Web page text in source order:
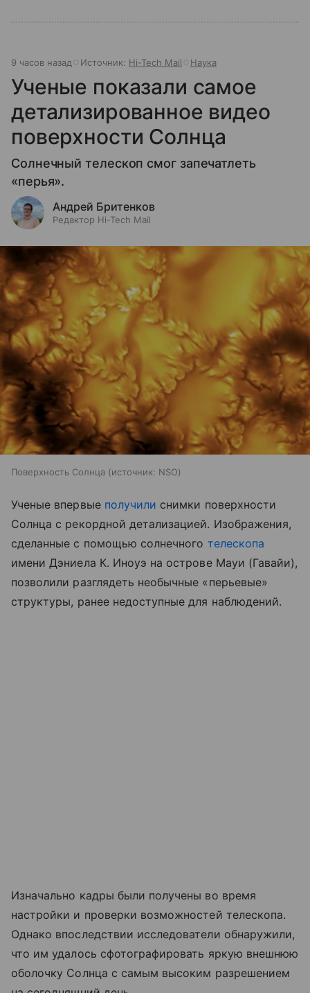
9 часов назад Источник: Hi-Tech Mail Наука
Ученые показали самое
детализированное видео
поверхности Солнца
Солнечный телескоп смог запечатлеть
«перья».
Андрей Бритенков
Редактор Hi-Tech Mail
Поверхность Солнца источник: NSO
Ученые впервые получили снимки поверхности
Солнца с рекордной детализацией. Изображения,
сделанные с помощью солнечного телескопа
имени Дэниела К. Иноуэ на острове Мауи (Гавайи),
позволили разглядеть необычные «перьевые»
структуры, ранее недоступные для наблюдений.
Изначально кадры были получены во время
настройки и проверки возможностей телескопа.
Однако впоследствии исследователи обнаружили,
что им удалось сфотографировать яркую внешнюю
оболочку Солнца с самым высоким разрешением